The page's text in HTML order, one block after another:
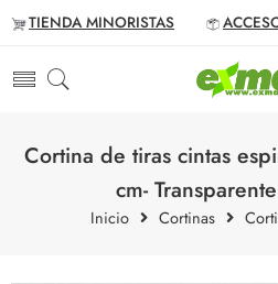
TIENDA MINORISTAS
Cortina de tiras cintas
cm-
Inicio Cortinas